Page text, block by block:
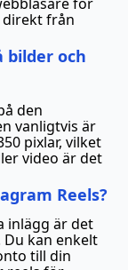
direkt från
bilder och
den
vanligtvis är
pixlar, vilket
video är det
Reels?
inlägg är det
kan enkelt
till din